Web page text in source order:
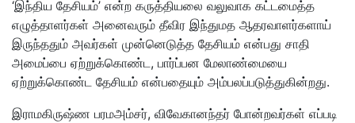
‘இந்திய தேசியம்’ என்ற கருத்தியலை வலுவாக கட்டமைத்த
எழுத்தாளர்கள் அனைவரும் தீவிர இந்துமத ஆதரவாளர்களாய்
இருந்ததும் அவர்கள் முன்னெடுத்த தேசியம் என்பது சாதி
அமைப்பை ஏற்றுக்கொண்ட, பார்ப்பன மேலாண்மையை
ஏற்றுக்கொண்ட தேசியம் என்பதையும் அம்பலப்படுத்துகின்றது.
இராமகிருஷ்ண பரமஅம்சர், விவேகானந்தர் போன்றவர்கள் எப்படி